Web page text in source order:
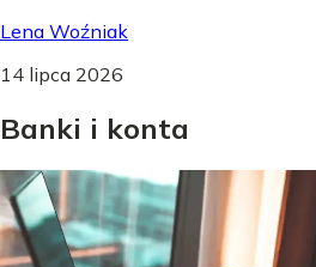
Lena Woźniak
14 lipca 2026
Banki i konta